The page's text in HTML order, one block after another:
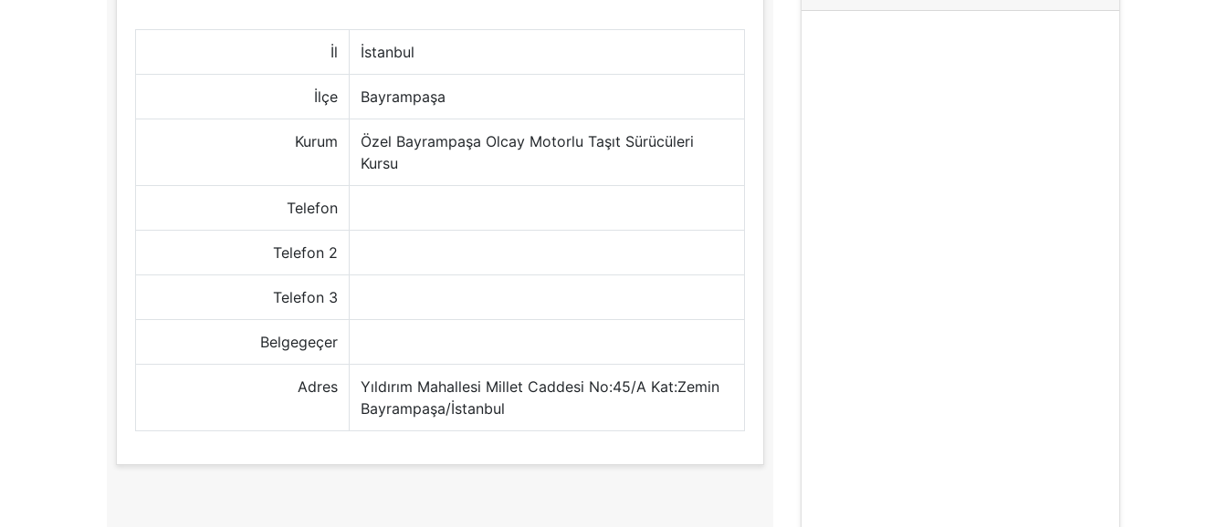
İl İstanbul
İlçe Bayrampaşa
Kurum
Özel Bayrampaşa Olcay Motorlu Taşıt Sürücüleri
Kursu
Telefon
Telefon 2
Telefon 3
Belgegeçer
Adres
Yıldırım Mahallesi Millet Caddesi No:45/A Kat:Zemin
Bayrampaşa/İstanbul